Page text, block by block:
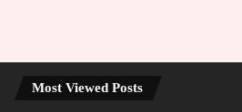
Most Viewed Posts